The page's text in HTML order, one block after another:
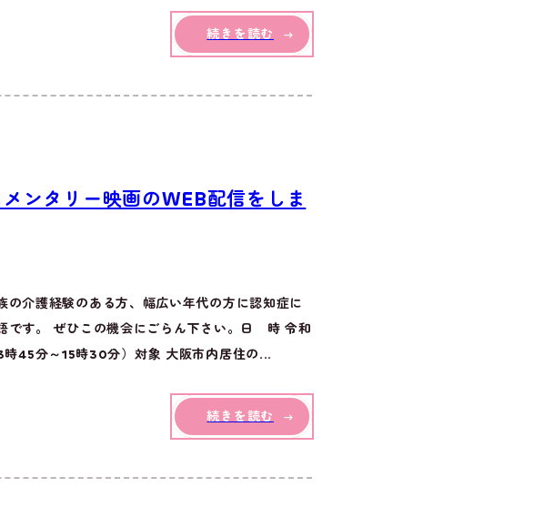
続きを読む
ンタリー映画のWEB配信をしま
介護経験のある方、幅広い年代の方に認知症に
です。 ぜひこの機会にごらん下さい。日 時 令和
45分～15時30分）対象 大阪市内居住の...
続きを読む